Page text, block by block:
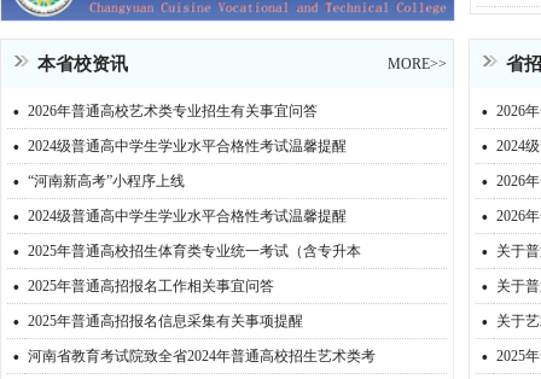
本省校资讯 MORE>>
· 2026年普通高校艺术类专业招生有关事宜问答
· 2024级普通高中学生学业水平合格性考试温馨提醒
· “河南新高考”小程序上线
· 2024级普通高中学生学业水平合格性考试温馨提醒
· 2025年普通高校招生体育类专业统一考试（含专升本
· 2025年普通高招报名工作相关事宜问答
· 2025年普通高招报名信息采集有关事项提醒
· 河南省教育考试院致全省2024年普通高校招生艺术类考
省
· 2026
· 2024
· 2026
· 2026
· 关于
· 关于
· 关于
· 2025